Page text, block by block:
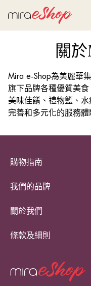
關
Mira e-Shop為美麗華
旗下品牌各種優質美
美味佳餚、禮物籃、
完善和多元化的服務體
購物指南
我們的品牌
關於我們
條款及細則